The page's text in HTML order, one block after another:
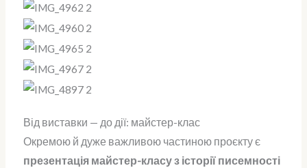
Від виставки — до дії: майстер-клас
Окремою й дуже важливою частиною проєкту є
презентація майстер-класу з історії писемності